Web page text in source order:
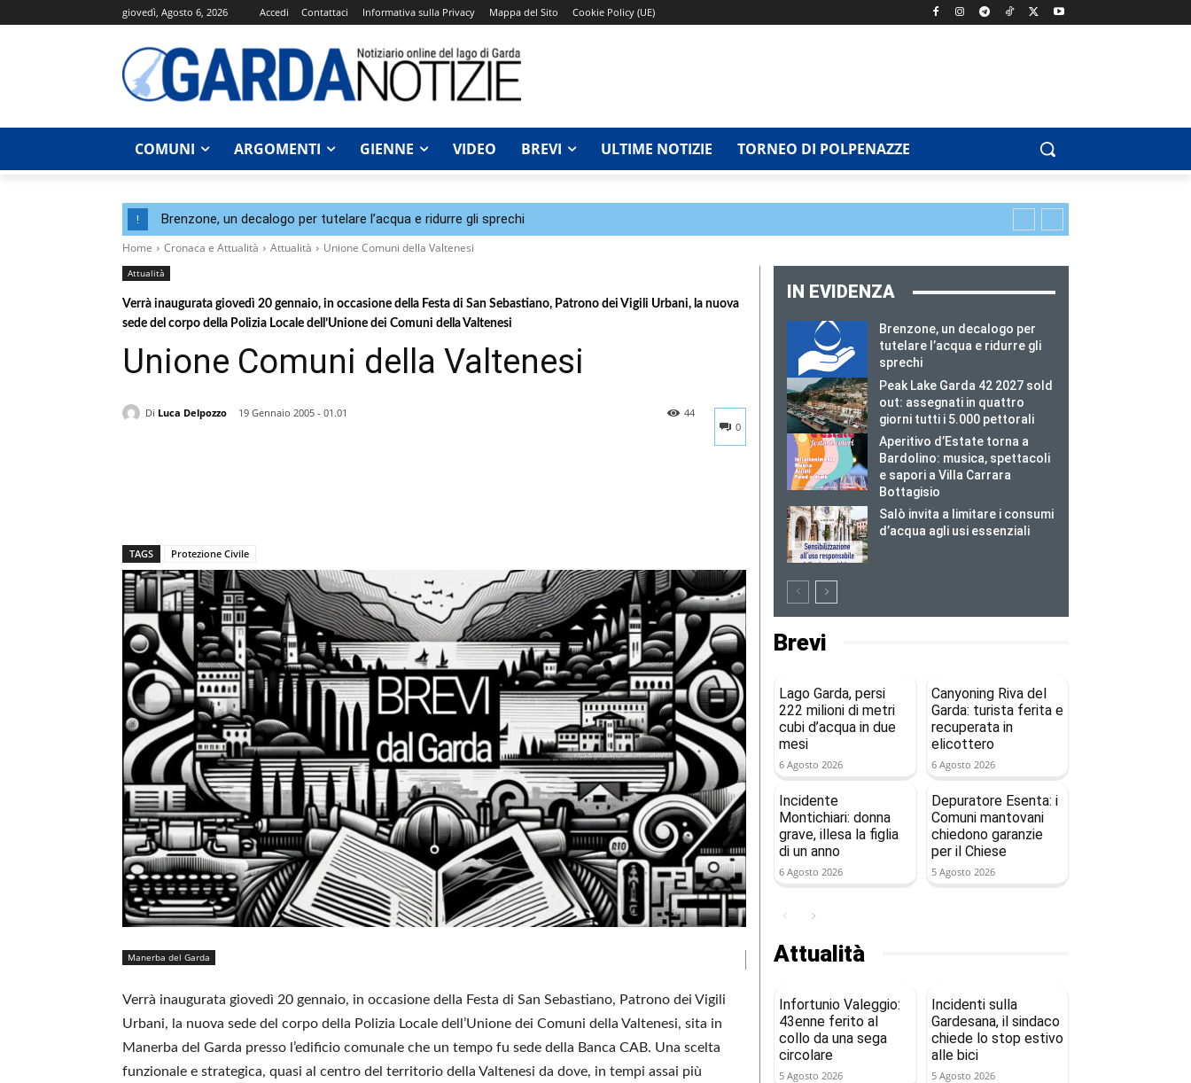
giovedì, Agosto 6, 2026 Accedi Contattaci Informativa sulla Privacy Mappa del Sito Cookie Policy (UE)
COMUNI ARGOMENTI GIENNE VIDEO BREVI ULTIME NOTIZIE TORNEO DI POLPENAZZE
! Brenzone, un decalogo per tutelare l’acqua e ridurre gli sprechi
Home Cronaca e Attualità Attualità Unione Comuni della Valtenesi
Attualità
Verrà inaugurata giovedì 20 gennaio, in occasione della Festa di San Sebastiano, Patrono dei Vigili Urbani, la nuova
sede del corpo della Polizia Locale dell’Unione dei Comuni della Valtenesi
Unione Comuni della Valtenesi
Di Luca Delpozzo
19 Gennaio 2005 - 01.01
0
44
TAGS Protezione Civile
Manerba del Garda
Verrà inaugurata giovedì 20 gennaio, in occasione della Festa di San Sebastiano, Patrono dei Vigili
Urbani, la nuova sede del corpo della Polizia Locale dell’Unione dei Comuni della Valtenesi, sita in
Manerba del Garda presso l’edificio comunale che un tempo fu sede della Banca CAB. Una scelta
funzionale e strategica, quasi al centro del territorio della Valtenesi da dove, in tempi assai più
IN EVIDENZA
Brenzone, un decalogo per
tutelare l’acqua e ridurre gli
sprechi
Peak Lake Garda 42 2027 sold
out: assegnati in quattro
giorni tutti i 5.000 pettorali
Aperitivo d’Estate torna a
Bardolino: musica, spettacoli
e sapori a Villa Carrara
Bottagisio
Salò invita a limitare i consumi
d’acqua agli usi essenziali
Brevi
Lago Garda, persi
222 milioni di metri
cubi d’acqua in due
mesi
6 Agosto 2026
Canyoning Riva del
Garda: turista ferita e
recuperata in
elicottero
6 Agosto 2026
Incidente
Montichiari: donna
grave, illesa la figlia
di un anno
6 Agosto 2026
Depuratore Esenta: i
Comuni mantovani
chiedono garanzie
per il Chiese
5 Agosto 2026
Attualità
Infortunio Valeggio:
43enne ferito al
collo da una sega
circolare
5 Agosto 2026
Incidenti sulla
Gardesana, il sindaco
chiede lo stop estivo
alle bici
5 Agosto 2026